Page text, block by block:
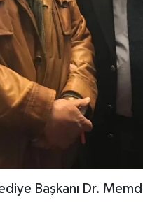
Başkanı Dr.